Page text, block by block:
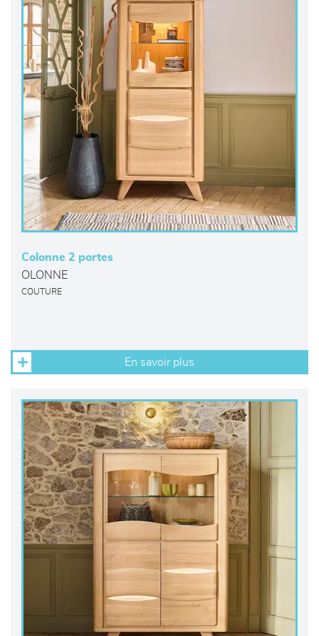
Colonne 2 portes
OLONNE
COUTURE
En savoir plus